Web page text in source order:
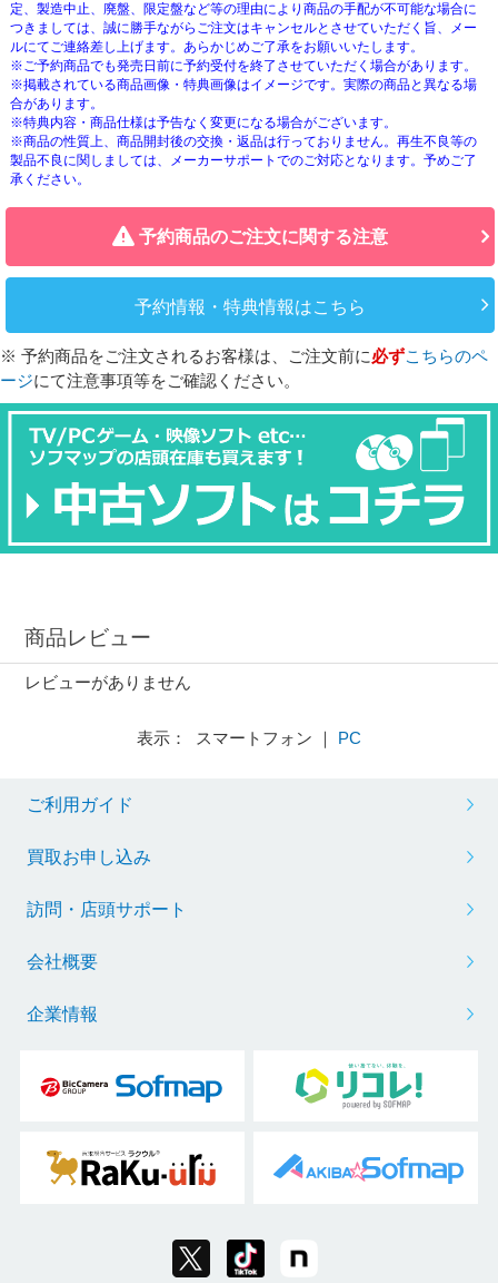
定、製造中止、廃盤、限定盤など等の理由により商品の手配が不可能な場合に
つきましては、誠に勝手ながらご注文はキャンセルとさせていただく旨、メー
ルにてご連絡差し上げます。あらかじめご了承をお願いいたします。
※ご予約商品でも発売日前に予約受付を終了させていただく場合があります。
※掲載されている商品画像・特典画像はイメージです。実際の商品と異なる場
合があります。
※特典内容・商品仕様は予告なく変更になる場合がございます。
※商品の性質上、商品開封後の交換・返品は行っておりません。再生不良等の
製品不良に関しましては、メーカーサポートでのご対応となります。予めご了
承ください。
予約商品のご注文に関する注意
予約情報・特典情報はこちら
※ 予約商品をご注文されるお客様は、ご注文前に必ずこちらのペ
ージにて注意事項等をご確認ください。
商品レビュー
レビューがありません
表示： スマートフォン ｜ PC
ご利用ガイド
買取お申し込み
訪問・店頭サポート
会社概要
企業情報